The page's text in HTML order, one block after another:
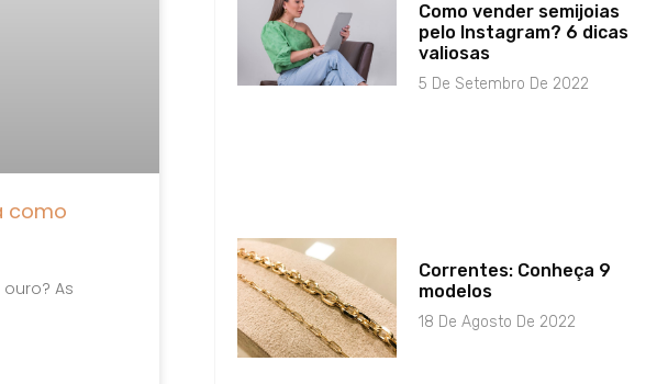
como
As
Como vender semijoias
pelo Instagram? 6 dicas
valiosas
5 De Setembro De 2022
Correntes: Conheça 9
modelos
18 De Agosto De 2022